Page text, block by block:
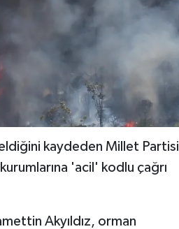
kaydeden Millet Partisi
'acil' kodlu çağrı
Akyıldız, orman